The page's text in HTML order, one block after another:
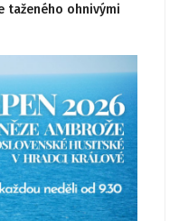
taženého ohnivými